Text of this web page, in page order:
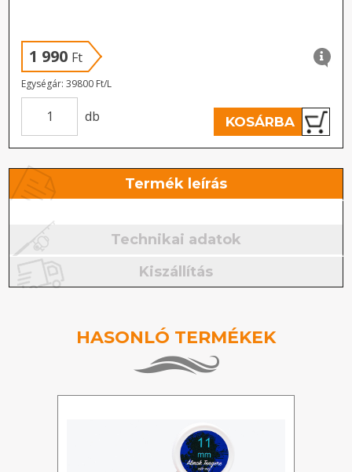
1 990 Ft
Egységár: 39800 Ft/L
db KOSÁRBA
Termék leírás
Technikai adatok
Kiszállítás
HASONLÓ TERMÉKEK